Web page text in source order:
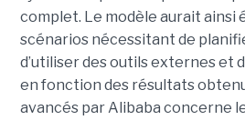
complet. Le modèle aurait ainsi
scénarios nécessitant de
d’utiliser des outils externes et
en fonction des résultats
avancés par Alibaba concerne